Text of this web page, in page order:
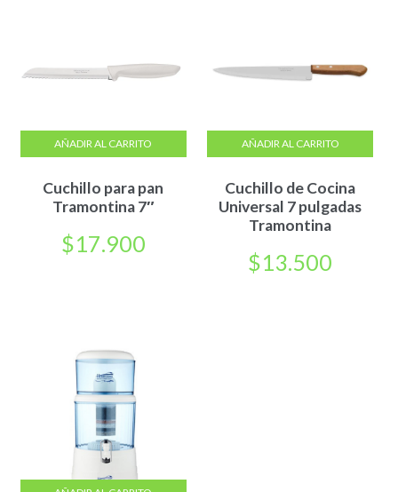
Cuchillo para pan
Tramontina 7″
$17.900
AÑADIR AL CARRITO
Cuchillo de Cocina
Universal 7 pulgadas
Tramontina
$13.500
AÑADIR AL CARRITO